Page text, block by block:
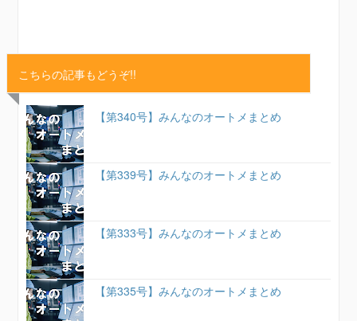
こちらの記事もどうぞ!!
【第340号】みんなのオートメまとめ
【第339号】みんなのオートメまとめ
【第333号】みんなのオートメまとめ
【第335号】みんなのオートメまとめ